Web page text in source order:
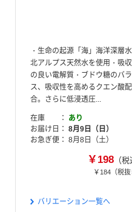
・生命の起源「海」海洋深層
北アルプス天然水を使用・吸
の良い電解質・ブドウ糖のバ
ス、吸収性を高めるクエン酸配
合。さらに低浸透圧...
在庫
あり
お届け日
8月9日（日）
お急ぎ便
8月8日（土）
￥198 （税
￥184 （税抜
バリエーション一覧へ